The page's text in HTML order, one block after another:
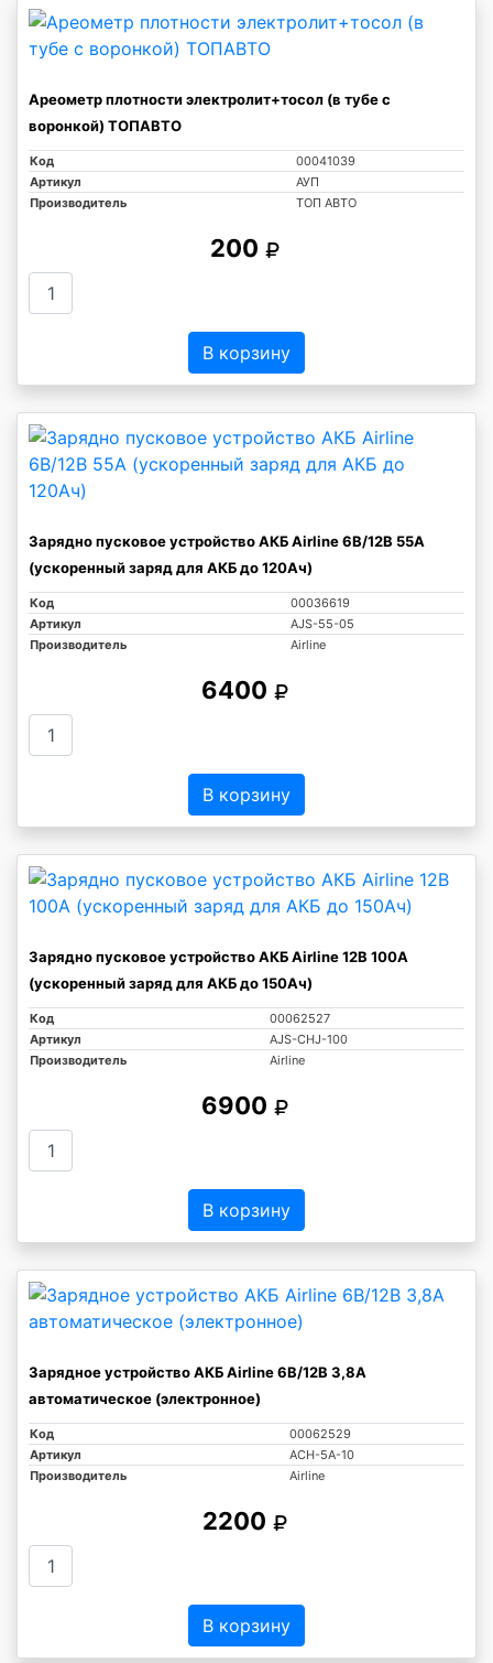
Ареометр плотности электролит+тосол (в тубе с
воронкой) ТОПАВТО
Код
00041039
Артикул
АУП
Производитель
ТОП АВТО
200
В корзину
Зарядно пусковое устройство АКБ Airline 6В/12В 55А
(ускоренный заряд для АКБ до 120Ач)
Код
00036619
Артикул
AJS-55-05
Производитель
Airline
6400
В корзину
Зарядно пусковое устройство АКБ Airline 12В 100А
(ускоренный заряд для АКБ до 150Ач)
Код
00062527
Артикул
AJS-CHJ-100
Производитель
Airline
6900
В корзину
Зарядное устройство АКБ Airline 6В/12В 3,8А
автоматическое (электронное)
Код
00062529
Артикул
ACH-5A-10
Производитель
Airline
2200
В корзину